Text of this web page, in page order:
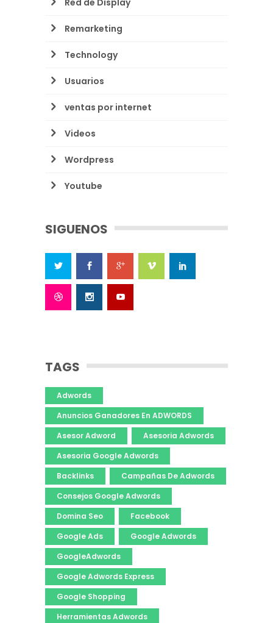
Remarketing
Technology
Usuarios
ventas por internet
Videos
Wordpress
Youtube
SIGUENOS
TAGS
Adwords
Anuncios Ganadores En ADWORDS
Asesor Adword
Asesoria Adwords
Asesoria Google Adwords
Backlinks
Campañas De Adwords
Consejos Google Adwords
Domina Seo
Facebook
Google Ads
Google Adwords
GoogleAdwords
Google Adwords Express
Google Shopping
Herramientas Adwords